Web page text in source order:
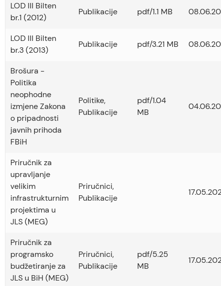
LOD III Bilten
br.1 (2012)
Publikacije pdf/1.1 MB
LOD III Bilten
br.3 (2013)
Publikacije pdf/3.21 MB
Brošura -
Politika
neophodne
izmjene Zakona
o pripadnosti
javnih prihoda
FBiH
Politike,
Publikacije
pdf/1.04
MB
Priručnik za
upravljanje
velikim
infrastrukturnim
projektima u
JLS (MEG)
Priručnici,
Publikacije
Priručnik za
programsko
budžetiranje za
JLS u BiH (MEG)
Priručnici,
Publikacije
pdf/5.25
MB